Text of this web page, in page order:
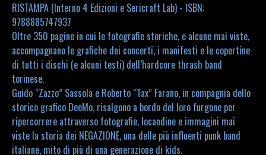
RISTAMPA (Interno 4 Edizioni e Sericraft Lab) - ISBN:
9788885747937
Oltre 350 pagine in cui le fotografie storiche, e alcune mai viste,
accompagnano le grafiche dei concerti, i manifesti e le copertine
di tutti i dischi (e alcuni testi) dell’hardcore thrash band
torinese.
Guido “Zazzo” Sassola e Roberto “Tax” Farano, in compagnia dello
storico grafico DeeMo, risalgono a bordo del loro furgone per
ripercorrere attraverso fotografie, locandine e immagini mai
viste la storia dei NEGAZIONE, una delle più influenti punk band
italiane, mito di più di una generazione di kids.